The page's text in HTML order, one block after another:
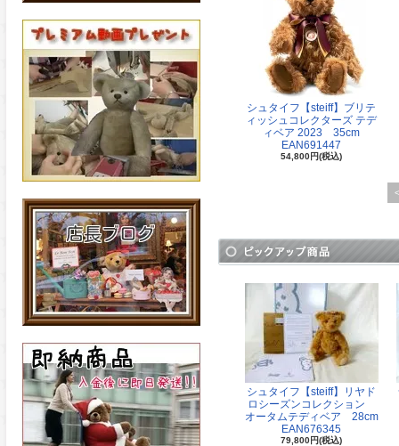
シュタイフ【steiff】ブリテ
ィッシュコレクターズ テデ
ィベア 2023 35cm
EAN691447
54,800円(税込)
<
シュタイフ【steiff】リヤド
ロシーズンコレクション
オータムテディベア 28cm
EAN676345
79,800円(税込)